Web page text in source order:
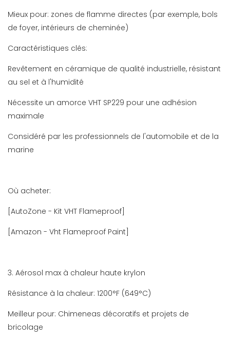
Mieux pour: zones de flamme directes (par exemple, bols
de foyer, intérieurs de cheminée)
Caractéristiques clés:
Revêtement en céramique de qualité industrielle, résistant
au sel et à l'humidité
Nécessite un amorce VHT SP229 pour une adhésion
maximale
Considéré par les professionnels de l'automobile et de la
marine
Où acheter:
[AutoZone - Kit VHT Flameproof]
[Amazon - Vht Flameproof Paint]
3. Aérosol max à chaleur haute krylon
Résistance à la chaleur: 1200°F (649°C)
Meilleur pour: Chimeneas décoratifs et projets de
bricolage